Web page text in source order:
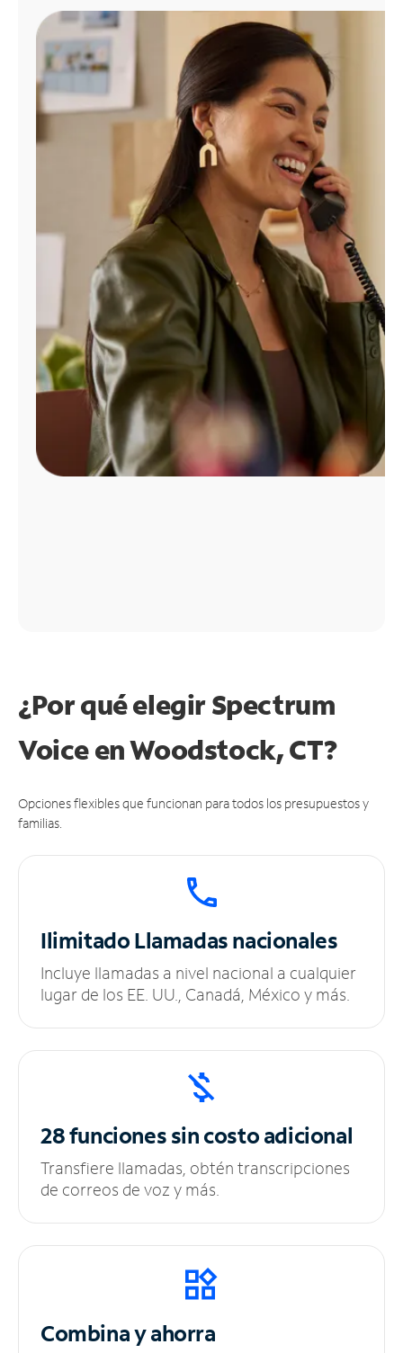
Administrar
cuenta
Encuentra
tienda
¿Por qué elegir Spectrum
Voice en Woodstock, CT?
Opciones flexibles que funcionan para todos los presupuestos y
familias.
IlimitadoLlamadas nacionales
Incluye llamadas a nivel nacional a cualquier
lugar de los EE. UU., Canadá, México y más.
28 funciones sincosto adicional
Transfiere llamadas, obtén transcripciones
de correos de voz y más.
Combina y ahorra